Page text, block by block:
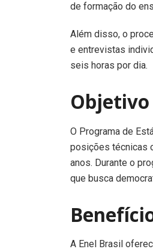
de formação do
Além disso, o
e entrevistas
seis horas por dia.
Objetivo
O Programa de
posições técnicas
anos. Durante o
que busca
A Enel Brasil